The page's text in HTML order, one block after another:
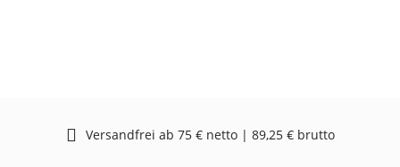
Versandfrei ab 75 € netto | 89,25 € brutto